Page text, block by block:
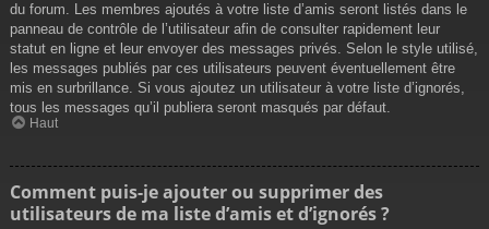
du forum. Les membres ajoutés à votre liste d’amis seront listés dans le
panneau de contrôle de l’utilisateur afin de consulter rapidement leur
statut en ligne et leur envoyer des messages privés. Selon le style utilisé,
les messages publiés par ces utilisateurs peuvent éventuellement être
mis en surbrillance. Si vous ajoutez un utilisateur à votre liste d’ignorés,
tous les messages qu’il publiera seront masqués par défaut.
Haut
Comment puis-je ajouter ou supprimer des
utilisateurs de ma liste d’amis et d’ignorés ?